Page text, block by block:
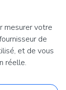
mesurer votre
de
et de vous
réelle.